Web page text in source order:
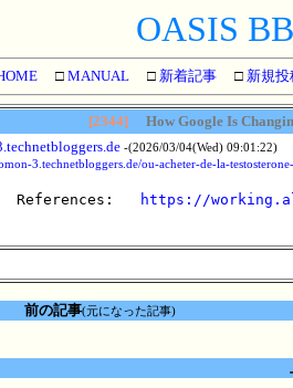
OASIS
□ MANUAL □ 新着記事 □ 新規投
[2344]
How Google Is
-(2026/03/04(Wed) 09:01:22)
3.technetbloggers.de/ou-acheter-de-la-
References: https://
前の記事(元になった記事)